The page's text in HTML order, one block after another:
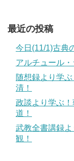
最近の投稿
今日(11/1)古典
アルチュール・
随想録より学
清！
政談より学ぶ
道！
武教全書講録
観！